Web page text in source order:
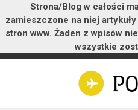
Strona/Blog w całości
zamieszczone na niej
stron www. Żaden z wpisów
wszystkie
Skip